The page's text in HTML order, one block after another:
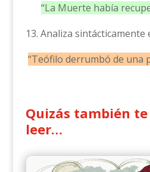
“La Muerte había
13. Analiza sintácticamente
“Teófilo derrumbó de una
Quizás también
leer…